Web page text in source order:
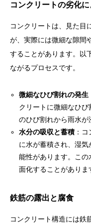
コンクリートの劣化
コンクリートは、見た目
が、実際には微細な隙間
することがあります。以
ながるプロセスです。
微細なひび割れの発生
クリートに微細なひ
のひび割れから雨水が
水分の吸収と蓄積 ：
に水が蓄積され、湿
能性があります。こ
面化することがありま
鉄筋の露出と腐食
コンクリート構造には鉄